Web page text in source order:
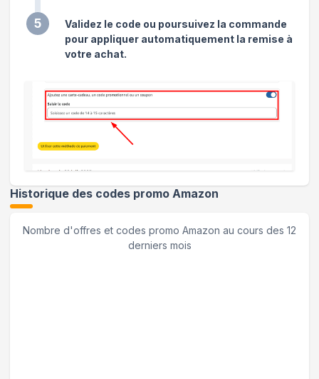
5
Validez le code ou poursuivez la commande
pour appliquer automatiquement la remise à
votre achat.
Historique des codes promo Amazon
Nombre d'offres et codes promo Amazon au cours des 12
derniers mois